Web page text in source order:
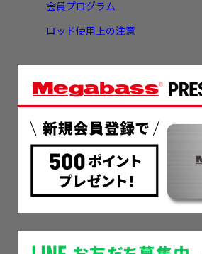
会員プログラム
ロッド使用上の注意